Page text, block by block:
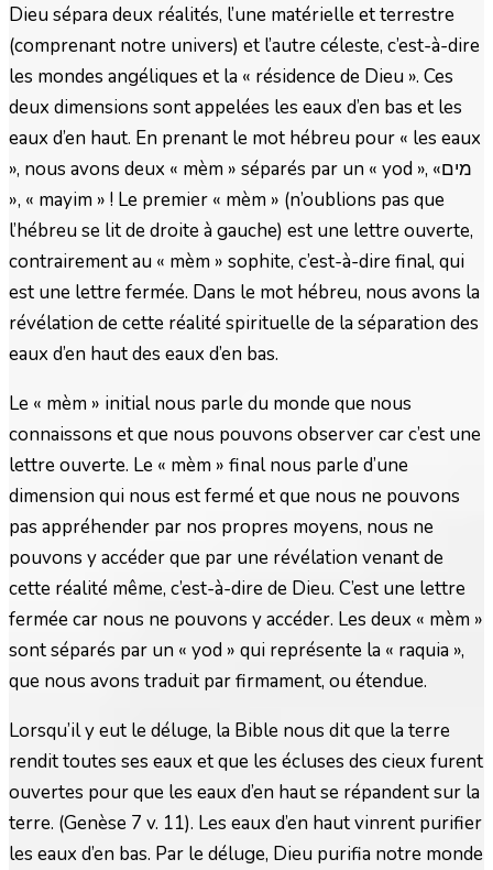
Dieu sépara deux réalités, l’une matérielle et terrestre
(comprenant notre univers) et l’autre céleste, c’est-à-dire
les mondes angéliques et la « résidence de Dieu ». Ces
deux dimensions sont appelées les eaux d’en bas et les
eaux d’en haut. En prenant le mot hébreu pour « les eaux
», nous avons deux « mèm » séparés par un « yod », «מים
», « mayim » ! Le premier « mèm » (n’oublions pas que
l’hébreu se lit de droite à gauche) est une lettre ouverte,
contrairement au « mèm » sophite, c’est-à-dire final, qui
est une lettre fermée. Dans le mot hébreu, nous avons la
révélation de cette réalité spirituelle de la séparation des
eaux d’en haut des eaux d’en bas.
Le « mèm » initial nous parle du monde que nous
connaissons et que nous pouvons observer car c’est une
lettre ouverte. Le « mèm » final nous parle d’une
dimension qui nous est fermé et que nous ne pouvons
pas appréhender par nos propres moyens, nous ne
pouvons y accéder que par une révélation venant de
cette réalité même, c’est-à-dire de Dieu. C’est une lettre
fermée car nous ne pouvons y accéder. Les deux « mèm »
sont séparés par un « yod » qui représente la « raquia »,
que nous avons traduit par firmament, ou étendue.
Lorsqu’il y eut le déluge, la Bible nous dit que la terre
rendit toutes ses eaux et que les écluses des cieux furent
ouvertes pour que les eaux d’en haut se répandent sur la
terre. (Genèse 7 v. 11). Les eaux d’en haut vinrent purifier
les eaux d’en bas. Par le déluge, Dieu purifia notre monde